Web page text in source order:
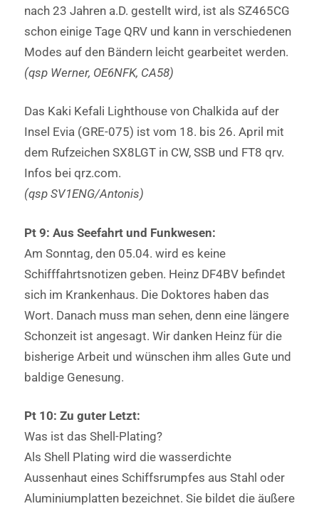
nach 23 Jahren a.D. gestellt wird, ist als SZ465CG
schon einige Tage QRV und kann in verschiedenen
Modes auf den Bändern leicht gearbeitet werden.
(qsp Werner, OE6NFK, CA58)
Das Kaki Kefali Lighthouse von Chalkida auf der
Insel Evia (GRE-075) ist vom 18. bis 26. April mit
dem Rufzeichen SX8LGT in CW, SSB und FT8 qrv.
Infos bei qrz.com.
(qsp SV1ENG/Antonis)
Pt 9: Aus Seefahrt und Funkwesen:
Am Sonntag, den 05.04. wird es keine
Schifffahrtsnotizen geben. Heinz DF4BV befindet
sich im Krankenhaus. Die Doktores haben das
Wort. Danach muss man sehen, denn eine längere
Schonzeit ist angesagt. Wir danken Heinz für die
bisherige Arbeit und wünschen ihm alles Gute und
baldige Genesung.
Pt 10: Zu guter Letzt:
Was ist das Shell-Plating?
Als Shell Plating wird die wasserdichte
Aussenhaut eines Schiffsrumpfes aus Stahl oder
Aluminiumplatten bezeichnet. Sie bildet die äußere